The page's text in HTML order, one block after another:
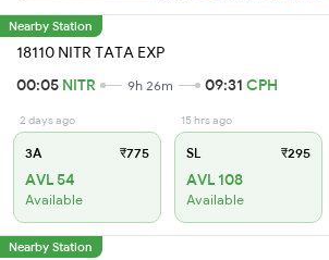
Nearby Station
18110 NITR TATA EXP
00:05 NITR 9h 26m 09:31 CPH
2 days ago
3A ₹775
AVL 54
Available
15 hrs ago
SL ₹295
AVL 108
Available
Nearby Station